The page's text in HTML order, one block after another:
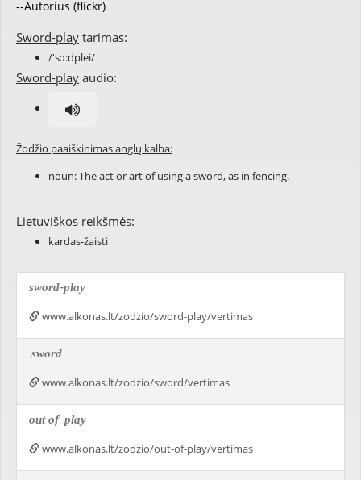
--Autorius (flickr)
Sword-play tarimas:
/'sɔ:dplei/
Sword-play audio:
Žodžio paaiškinimas anglų kalba:
noun: The act or art of using a sword, as in fencing.
Lietuviškos reikšmės:
kardas-žaisti
sword-play
www.alkonas.lt/zodzio/sword-play/vertimas
sword
www.alkonas.lt/zodzio/sword/vertimas
out of play
www.alkonas.lt/zodzio/out-of-play/vertimas